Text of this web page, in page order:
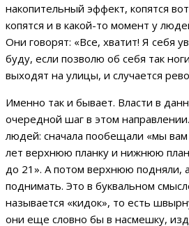
накопительный эффект, копятся
копятся и в какой-то момент у
Они говорят: «Все, хватит! Я себя
буду, если позволю об себя так
выходят на улицы, и случается
Именно так и бывает. Власти в
очередной шаг в этом
людей: сначала пообещали «мы
лет верхнюю планку и нижнюю
до 21». А потом верхнюю
поднимать. Это в буквальном
называется «кидок», то есть
они еще словно бы в насмешку,